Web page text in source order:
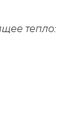
тепло: